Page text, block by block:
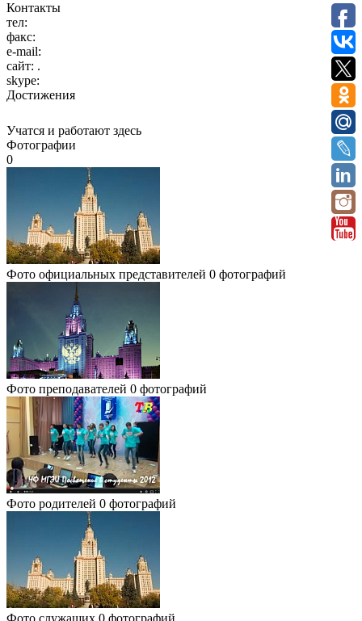
Контакты
тел:
факс:
e-mail:
сайт: .
skype:
Достижения
Учатся и работают здесь
Фотографии
0
Фото официальных представителей 0 фотографий
Фото преподавателей 0 фотографий
Фото родителей 0 фотографий
Фото служащих 0 фотографий